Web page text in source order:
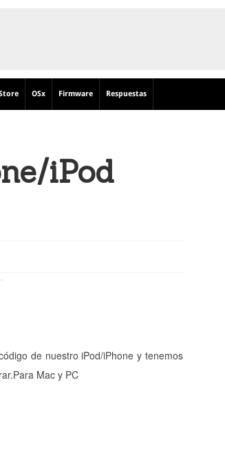
OSx Firmware Respuestas
iPod
de nuestro iPod/iPhone y tenemos
Mac y PC